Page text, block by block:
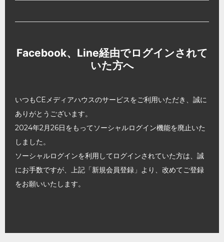
Facebook、Line経由でログインされて
いた方へ
いつもCEメディアハウスのサービスをご利用いただき、誠に
ありがとうございます。
2024年2月26日をもってソーシャルログイン機能を廃止いた
しました。
ソーシャルログインを利用してログインされていた方は、誠
にお手数ですが、上記「新規会員登録」より、改めてご登録
をお願いいたします。